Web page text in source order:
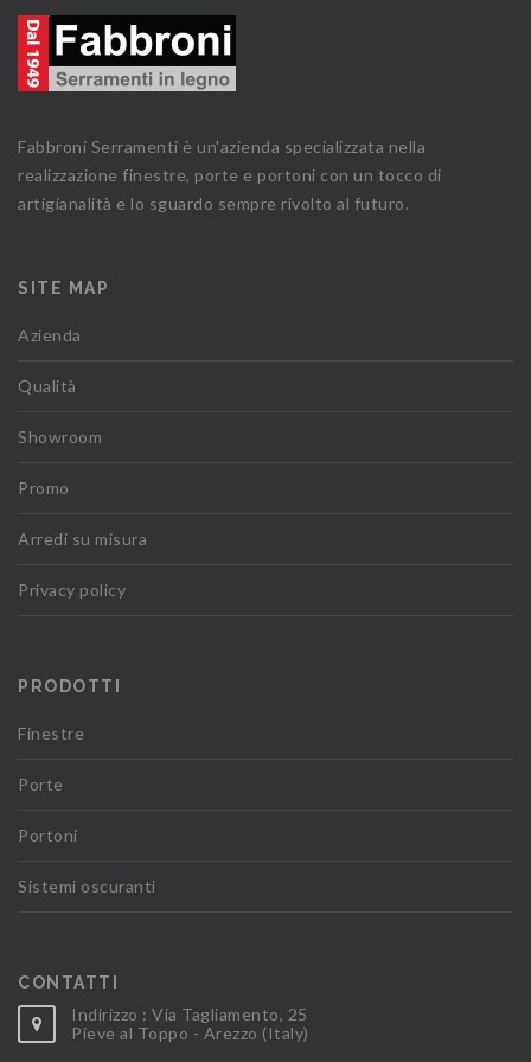
Fabbroni Serramenti è un'azienda specializzata nella
realizzazione finestre, porte e portoni con un tocco di
artigianalità e lo sguardo sempre rivolto al futuro.
SITE MAP
Azienda
Qualità
Showroom
Promo
Arredi su misura
Privacy policy
PRODOTTI
Finestre
Porte
Portoni
Sistemi oscuranti
CONTATTI
Indirizzo : Via Tagliamento, 25
Pieve al Toppo - Arezzo (Italy)